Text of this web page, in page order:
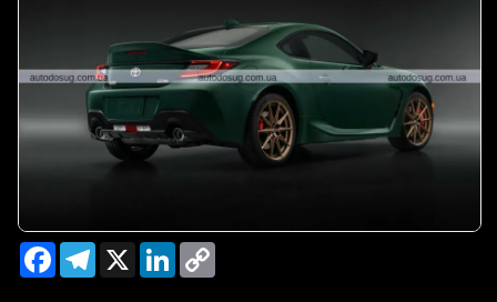
FacebookTelegram
X LinkedIn